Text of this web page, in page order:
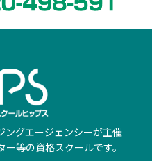
底研究Eラーニング講座」
在宅）＞
」 受講生募集中！＜東京・
ングエージェンシーが主催
等の資格スクールです。